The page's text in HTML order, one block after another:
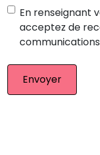
RGPD
En renseignant
acceptez de